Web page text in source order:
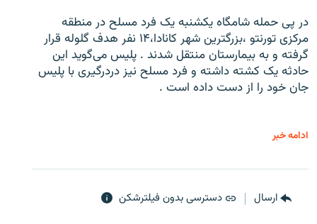
در پی حمله شامگاه یکشنبه یک فرد مسلح در منطقه
مرکزی تورنتو ،‌بزرگترین شهر کانادا،۱۴ نفر هدف گلوله قرار
گرفته و به بیمارستان منتقل شدند . پلیس می‌گوید این
حادثه یک کشته داشته و فرد مسلح نیز دردرگیری با پلیس
جان خود را از دست داده است .
ادامه خبر
ارسال دسترسی بدون فیلترشکن